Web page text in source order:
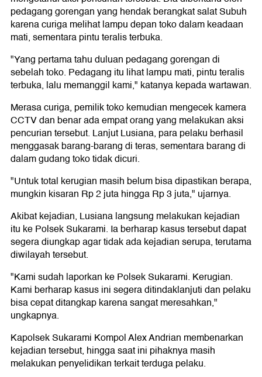
pedagang gorengan yang hendak berangkat salat Subuh
karena curiga melihat lampu depan toko dalam keadaan
mati, sementara pintu teralis terbuka.
"Yang pertama tahu duluan pedagang gorengan di
sebelah toko. Pedagang itu lihat lampu mati, pintu teralis
terbuka, lalu memanggil kami," katanya kepada wartawan.
Merasa curiga, pemilik toko kemudian mengecek kamera
CCTV dan benar ada empat orang yang melakukan aksi
pencurian tersebut. Lanjut Lusiana, para pelaku berhasil
menggasak barang-barang di teras, sementara barang di
dalam gudang toko tidak dicuri.
"Untuk total kerugian masih belum bisa dipastikan berapa,
mungkin kisaran Rp 2 juta hingga Rp 3 juta," ujarnya.
Akibat kejadian, Lusiana langsung melakukan kejadian
itu ke Polsek Sukarami. Ia berharap kasus tersebut dapat
segera diungkap agar tidak ada kejadian serupa, terutama
diwilayah tersebut.
"Kami sudah laporkan ke Polsek Sukarami. Kerugian.
Kami berharap kasus ini segera ditindaklanjuti dan pelaku
bisa cepat ditangkap karena sangat meresahkan,"
ungkapnya.
Kapolsek Sukarami Kompol Alex Andrian membenarkan
kejadian tersebut, hingga saat ini pihaknya masih
melakukan penyelidikan terkait terduga pelaku.